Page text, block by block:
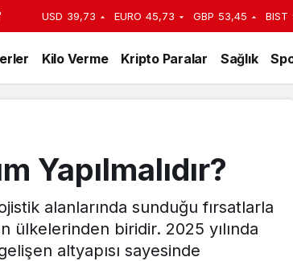
USD 39,73 EURO 45,73 GBP 53,45 BIST
Kilo Verme Kripto Paralar Sağlık
Yapılmalıdır?
alanlarında sunduğu fırsatlarla
ülkelerinden biridir. 2025 yılında
altyapısı sayesinde